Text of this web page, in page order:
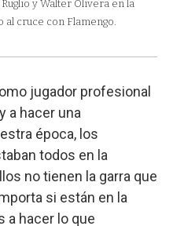
y Walter Olivera en la
cruce con Flamengo.
jugador profesional
a hacer una
época, los
todos en la
no tienen la garra que
si están en la
a hacer lo que